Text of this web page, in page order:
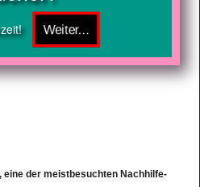
der meistbesuchten Nachhilfe-